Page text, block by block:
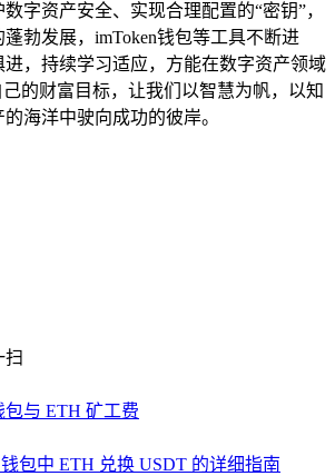
字资产安全、实现合理配置的“密钥”，
勃发展，imToken钱包等工具不断进
，持续学习适应，方能在数字资产领域
的财富目标，让我们以智慧为帆，以知
海洋中驶向成功的彼岸。
包与 ETH 矿工费
包中 ETH 兑换 USDT 的详细指南